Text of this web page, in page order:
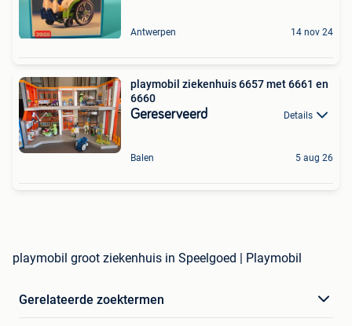
Antwerpen 14 nov 24
playmobil ziekenhuis 6657 met 6661 en
6660
Gereserveerd Details
Balen 5 aug 26
playmobil groot ziekenhuis in Speelgoed | Playmobil
Gerelateerde zoektermen